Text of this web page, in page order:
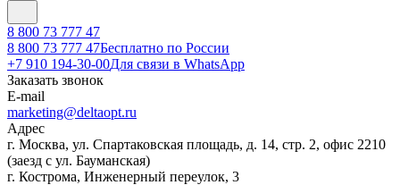
8 800 73 777 47
8 800 73 777 47Бесплатно по России
+7 910 194-30-00Для связи в WhatsApp
Заказать звонок
E-mail
marketing@deltaopt.ru
Адрес
г. Москва, ул. Спартаковская площадь, д. 14, стр. 2, офис 2210
(заезд с ул. Бауманская)
г. Кострома, Инженерный переулок, 3